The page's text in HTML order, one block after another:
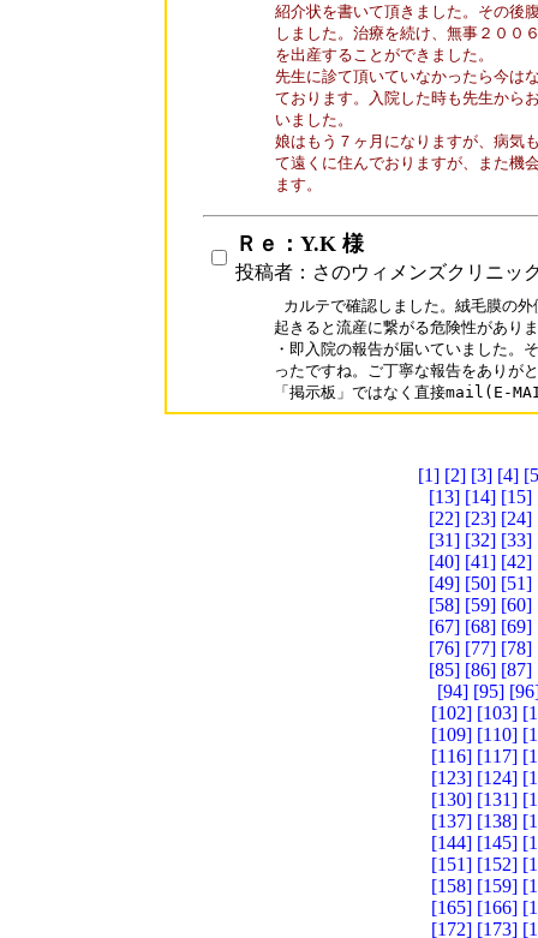
紹介状を書いて頂きました。その後
しました。治療を続け、無事２００
を出産することができました。
先生に診て頂いていなかったら今は
ております。入院した時も先生から
いました。
娘はもう７ヶ月になりますが、病気
て遠くに住んでおりますが、また機
Ｒｅ：Y.K 様
投稿者：さのウィメンズクリニッ
カルテで確認しました。絨毛膜の
起きると流産に繋がる危険性があり
・即入院の報告が届いていました。
ったですね。ご丁寧な報告をありが
「掲示板」ではなく直接mail(E-
[1] [2] [3] [4]
[13] [14] [15]
[22] [23] [24]
[31] [32] [33]
[40] [41] [42]
[49] [50] [51]
[58] [59] [60]
[67] [68] [69]
[76] [77] [78]
[85] [86] [87]
[94] [95]
[102] [103]
[109] [110]
[116] [117]
[123] [124]
[130] [131]
[137] [138]
[144] [145]
[151] [152]
[158] [159]
[165] [166]
[172] [173]